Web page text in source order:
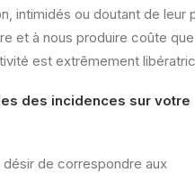
intimidés ou doutant de leur
et à nous produire coûte que
est extrêmement
des incidences sur votre
de correspondre aux